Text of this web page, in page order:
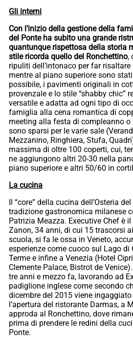
Gli interni
Con l’inizio della gestione della
del Ponte ha subito una grande
quantunque rispettosa della storia
stile ricorda quello del Ronchettino,
ripuliti dell’intonaco per far
mentre al piano superiore sono
possibile, i pavimenti originali in
provenzale e lo stile “shabby chic”
versatile e adatta ad ogni tipo di
famiglia alla cena romantica di
meeting alla festa di compleanno
sono sparsi per le varie sale
Mezzanino, Ringhiera, Stufa,
massima di oltre 100 coperti, cui,
ne aggiungono altri 20-30 nella
piano superiore e altri 50/60 in
La cucina
Il “core” della cucina dell’Osteria
tradizione gastronomica milanese
Patrizia Meazza. Executive Chef è
Zanon, 34 anni, di cui 15 trascorsi
scuola, si fa le ossa in Veneto,
esperienze come cuoco sul Lago di
Terme e infine a Venezia (Hotel
Clemente Palace, Bistrot de
tre anni e mezzo fa, lavorando ad
padiglione inglese come secondo
dicembre del 2015 viene
l’apertura del ristorante Darmas, a
approda al Ronchettino, dove
prima di prendere le redini della
Ponte.